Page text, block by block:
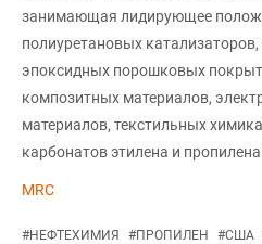
занимающая лидирующее
полиуретановых
эпоксидных порошковых
композитных материалов,
материалов, текстильных
карбонатов этилена и
MRC
#НЕФТЕХИМИЯ #ПРОПИЛЕН #США